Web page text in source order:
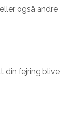
også
fejring